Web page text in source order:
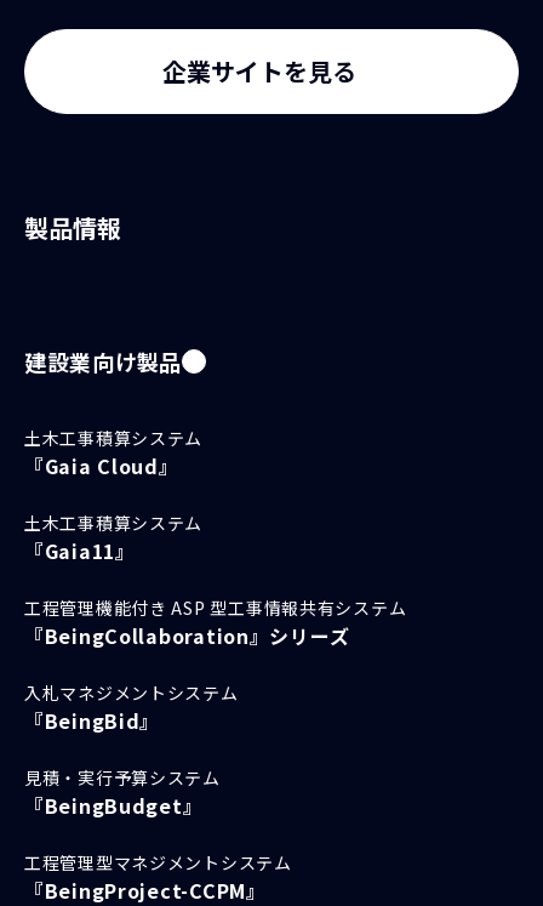
製品情報
建設業向け製品
土木工事積算システム
『Gaia Cloud』
土木工事積算システム
『Gaia11』
工程管理機能付き ASP 型工事情報共有システム
『BeingCollaboration』シリーズ
入札マネジメントシステム
『BeingBid』
見積・実行予算システム
『BeingBudget』
工程管理型マネジメントシステム
『BeingProject-CCPM』
企業サイトを見る